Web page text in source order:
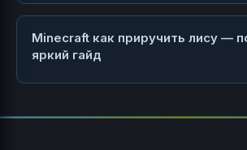
Minecraft как приручить лису —
яркий гайд